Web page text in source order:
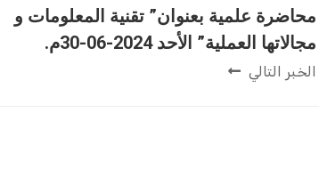
محاضرة علمية بعنوان” تقنية المعلومات و
مجالاتها العملية” الأحد 2024-06-30م.
الخبر التالي